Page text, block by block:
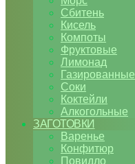
Сбитень
Кисель
Компоты
Фруктовые
Лимонад
Газированные
Соки
Коктейли
Алкогольные
ЗАГОТОВКИ
Варенье
Конфитюр
Повидло